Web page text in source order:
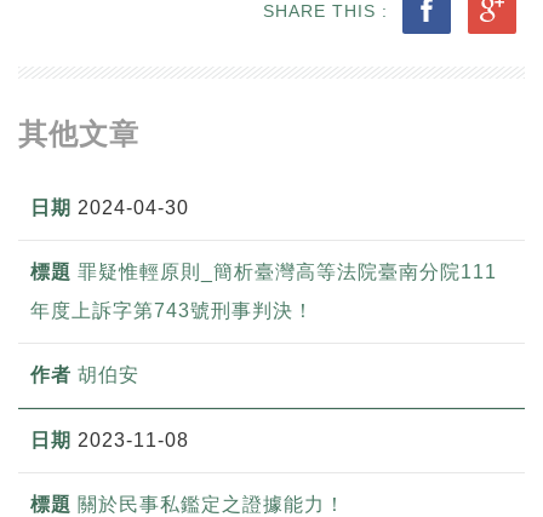
SHARE THIS :
其他文章
2024-04-30
罪疑惟輕原則_簡析臺灣高等法院臺南分院111
年度上訴字第743號刑事判決！
胡伯安
2023-11-08
關於民事私鑑定之證據能力！